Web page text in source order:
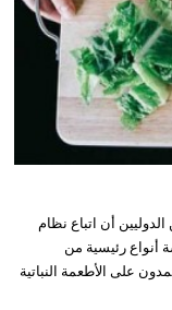
أن اتباع نظام
أنواع رئيسية من
على الأطعمة النباتية